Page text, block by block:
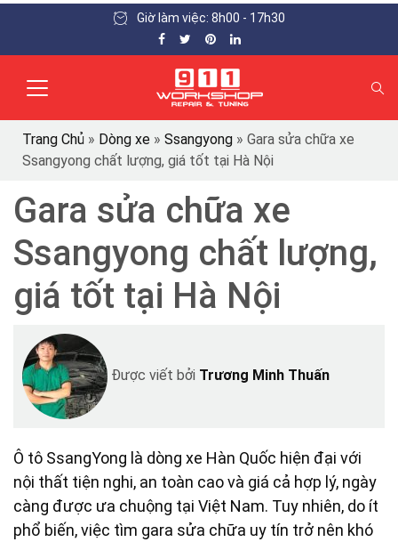
Giờ làm việc: 8h00 - 17h30
Trang Chủ » Dòng xe » Ssangyong » Gara sửa chữa xe
Ssangyong chất lượng, giá tốt tại Hà Nội
Gara sửa chữa xe
Ssangyong chất lượng,
giá tốt tại Hà Nội
Được viết bởi Trương Minh Thuấn
Ô tô SsangYong là dòng xe Hàn Quốc hiện đại với
nội thất tiện nghi, an toàn cao và giá cả hợp lý, ngày
càng được ưa chuộng tại Việt Nam. Tuy nhiên, do ít
phổ biến, việc tìm gara sửa chữa uy tín trở nên khó